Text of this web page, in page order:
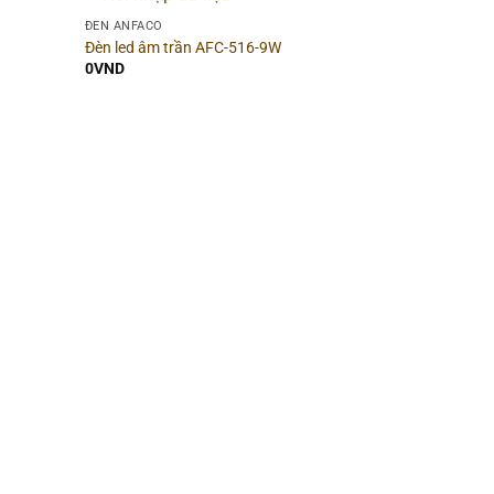
Công suất
ĐÈN ANFACO
Đèn led âm trần AFC-516-9W
0VND